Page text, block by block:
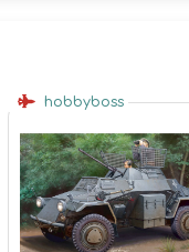
hobbyboss